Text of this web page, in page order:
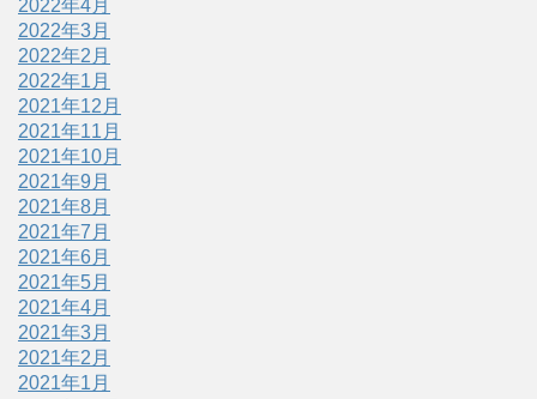
2022年4月
2022年3月
2022年2月
2022年1月
2021年12月
2021年11月
2021年10月
2021年9月
2021年8月
2021年7月
2021年6月
2021年5月
2021年4月
2021年3月
2021年2月
2021年1月